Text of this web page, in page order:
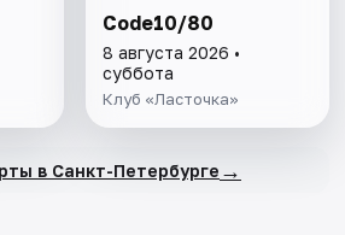
Code10/80
8 августа 2026 •
суббота
Клуб «Ласточка»
в Санкт-Петербурге →